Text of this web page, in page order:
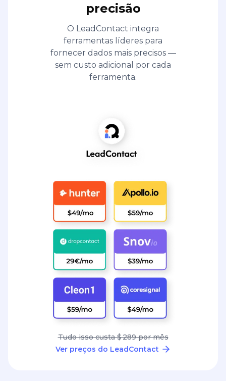
precisão
O LeadContact integra
ferramentas líderes para
fornecer dados mais precisos —
sem custo adicional por cada
ferramenta.
Tudo isso custa $ 289 por mês
Ver preços do LeadContact